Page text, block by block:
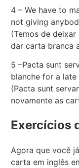
4 – We have to
not giving
(Temos de
dar carta branca
5 –Pacta sunt
blanche for a
(Pacta sunt
novamente as
Exercícios
Agora que você
carta em inglês